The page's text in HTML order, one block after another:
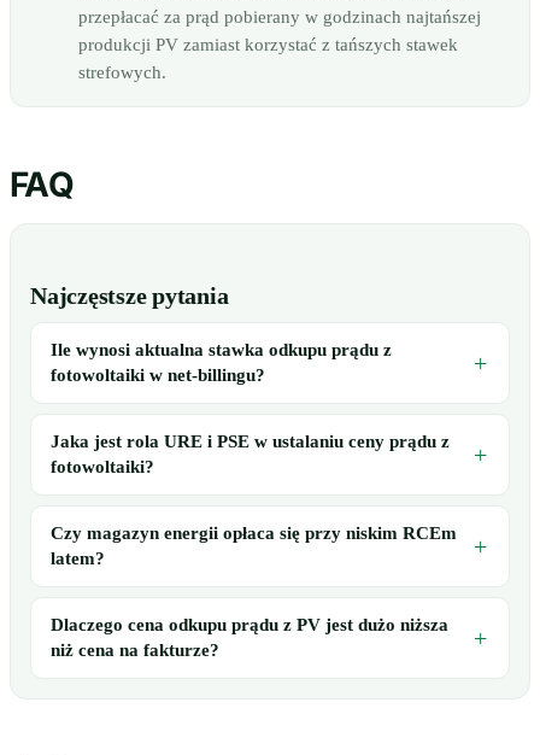
przepłacać za prąd pobierany w godzinach najtańszej
produkcji PV zamiast korzystać z tańszych stawek
strefowych.
FAQ
Najczęstsze pytania
Ile wynosi aktualna stawka odkupu prądu z
fotowoltaiki w net-billingu?
Jaka jest rola URE i PSE w ustalaniu ceny prądu z
fotowoltaiki?
Czy magazyn energii opłaca się przy niskim RCEm
latem?
Dlaczego cena odkupu prądu z PV jest dużo niższa
niż cena na fakturze?